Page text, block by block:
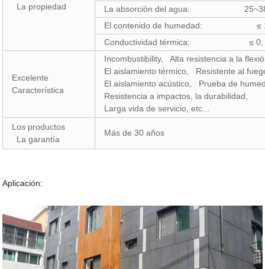
La propiedad
La absorción del agua:
El contenido de humedad: ≤
Conductividad térmica: ≤ 0, 25
Excelente
Característica
Incombustibility, Alta resistencia a la
El aislamiento térmico, Resistente al
El aislamiento acústico, Prueba de
Resistencia a impactos, la durabilidad,
Larga vida de servicio, etc...
Los productos
La garantía
Más de 30 años
Aplicación: